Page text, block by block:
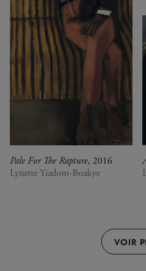
Pale For The Rapture, 2016
Lynette Yiadom-Boakye
VOIR